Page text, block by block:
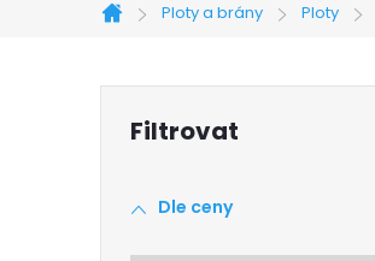
Domů
Ploty a brány Ploty
Dle ceny